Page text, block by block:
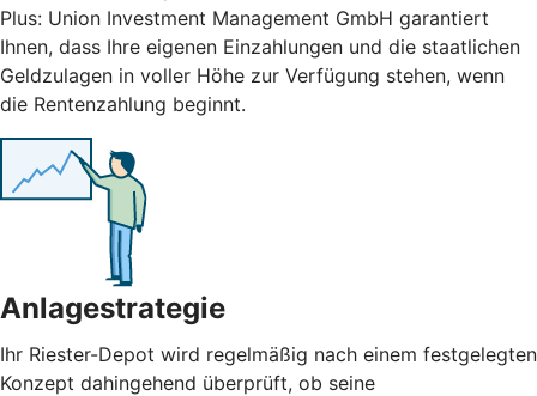
Plus: Union Investment Management GmbH garantiert
Ihnen, dass Ihre eigenen Einzahlungen und die staatlichen
Geldzulagen in voller Höhe zur Verfügung stehen, wenn
die Rentenzahlung beginnt.
Anlagestrategie
Ihr Riester-Depot wird regelmäßig nach einem festgelegten
Konzept dahingehend überprüft, ob seine